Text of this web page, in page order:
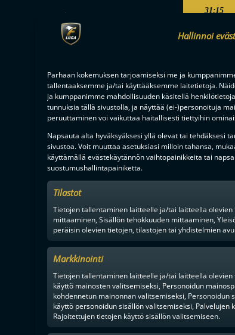
Hallinnoi
Parhaan kokemuksen tarjoamiseksi me ja
tallentaaksemme ja/tai käyttääksemme laitetietoja.
ja kumppanimme mahdollisuuden käsitellä
tunnuksia tällä sivustolla, ja näyttää (ei-)personoituja
peruuttaminen voi vaikuttaa haitallisesti tiettyihin
Napsauta alta hyväksyäksesi yllä olevat tai tehdäksesi
sivustoa. Voit muuttaa asetuksiasi milloin tahansa,
käyttämällä evästekäytännön vaihtopainikkeita tai
suostumushallintapainiketta.
Tilastot
Tietojen tallentaminen laitteelle ja/tai laitteella
mittaaminen, Sisällön tehokkuuden mittaaminen,
peräisin olevien tietojen, tilastojen tai yhdistelmien
Markkinointi
Tietojen tallentaminen laitteelle ja/tai laitteella
käyttö mainosten valitsemiseksi, Personoidun
kohdennetun mainonnan valitsemiseksi,
käyttö personoidun sisällön valitsemiseksi, Palvelujen
Rajoitettujen tietojen käyttö sisällön valitsemiseen.
Mikko Laakso
31:15
Juuso Ahola
31:32
5-2
Mikko LaaksoKiinnipitäminen
2 MIN
33:32
34:15
YV 5-3
35:01